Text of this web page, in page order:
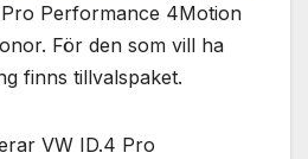
Performance 4Motion
För den som vill ha
finns tillvalspaket.
VW ID.4 Pro